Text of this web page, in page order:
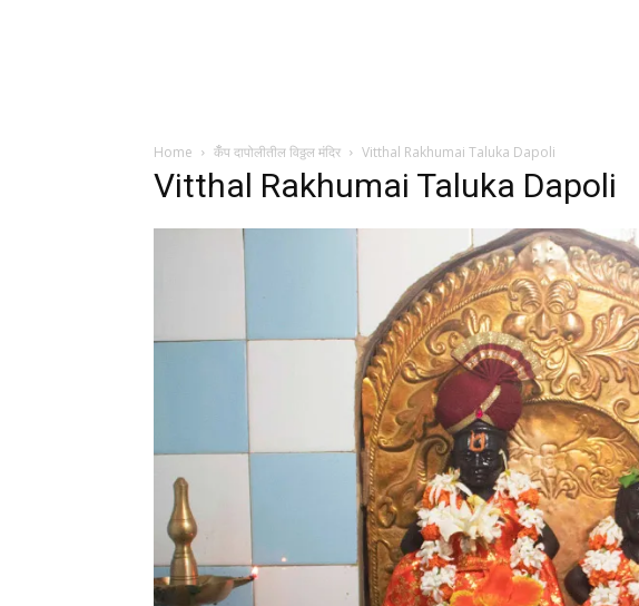
Home कँँप दापोलीतील विठ्ठल मंदिर Vitthal Rakhumai Taluka Dapoli
Vitthal Rakhumai Taluka Dapoli